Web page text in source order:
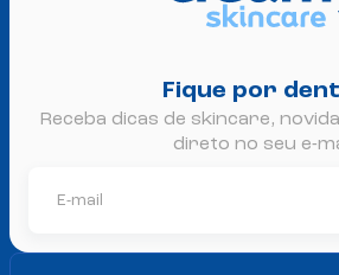
conectada com o que realmente
Fique por
Receba dicas de skincare,
direto no seu e-